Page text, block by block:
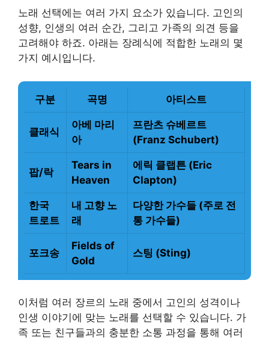
노래 선택에는 여러 가지 요소가 있습니다. 고인의
성향, 인생의 여러 순간, 그리고 가족의 의견 등을
고려해야 하죠. 아래는 장례식에 적합한 노래의 몇
가지 예시입니다.
구분 곡명 아티스트
클래식
아베 마리
아
프란츠 슈베르트
(Franz Schubert)
팝/락
Tears in
Heaven
에릭 클랩튼 (Eric
Clapton)
한국
트로트
내 고향 노
래
다양한 가수들 (주로 전
통 가수들)
포크송
Fields of
Gold
스팅 (Sting)
이처럼 여러 장르의 노래 중에서 고인의 성격이나
인생 이야기에 맞는 노래를 선택할 수 있습니다. 가
족 또는 친구들과의 충분한 소통 과정을 통해 여러